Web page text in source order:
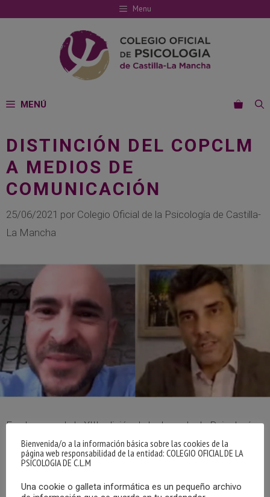
al
Menu
MENÚ
DISTINCIÓN DEL COPCLM
A MEDIOS DE
COMUNICACIÓN
25/06/2021 por Colegio Oficial de la Psicología de Castilla-
La Mancha
En el marco de la XIII edición de la Jornada de Psicología y
Sociedad el Colegio Oficial de la Psicología de Castilla-La
Mancha quiso otorgar una distinción a dos medios de
comunicación.
Bienvenida/o a la información básica sobre las cookies de la
página web responsabilidad de la entidad: COLEGIO OFICIAL DE LA
PSICOLOGIA DE C.L.M
Una cookie o galleta informática es un pequeño archivo